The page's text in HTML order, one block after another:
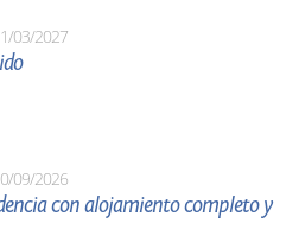
03/2027
09/2026
con alojamiento completo y